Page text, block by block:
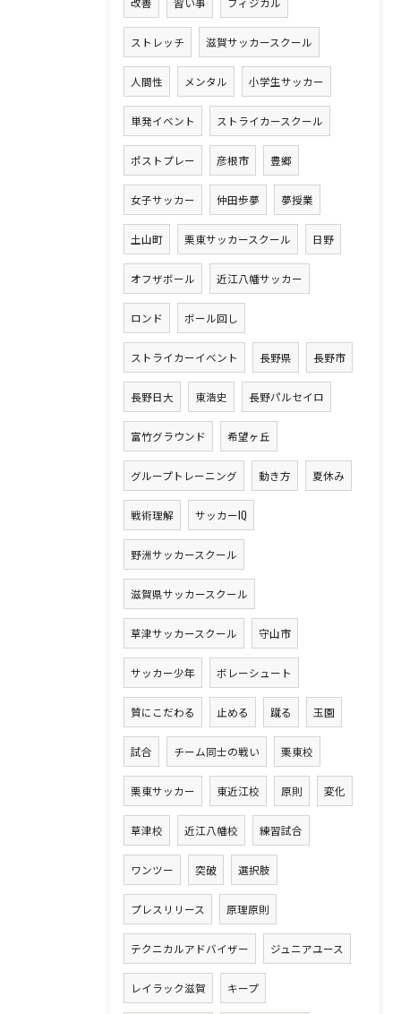
ストレッチ 滋賀サッカースクール
人間性 メンタル 小学生サッカー
単発イベント ストライカースクール
ポストプレー 彦根市 豊郷
女子サッカー 仲田歩夢 夢授業
土山町 栗東サッカースクール 日野
オフザボール 近江八幡サッカー
ロンド ボール回し
ストライカーイベント 長野県 長野市
長野日大 東浩史 長野パルセイロ
富竹グラウンド 希望ヶ丘
グループトレーニング 動き方 夏休み
戦術理解 サッカーIQ
野洲サッカースクール
滋賀県サッカースクール
草津サッカースクール 守山市
サッカー少年 ボレーシュート
質にこだわる 止める 蹴る 玉園
試合 チーム同士の戦い 栗東校
栗東サッカー 東近江校 原則 変化
草津校 近江八幡校 練習試合
ワンツー 突破 選択肢
プレスリリース 原理原則
テクニカルアドバイザー ジュニアユース
レイラック滋賀 キープ